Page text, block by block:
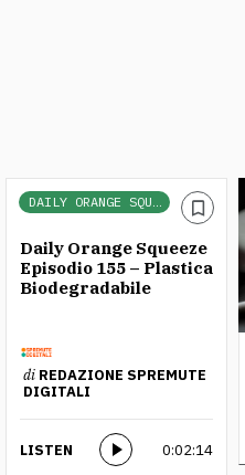
DAILY ORANGE SQUEEZE
Daily Orange Squeeze
Episodio 155 – Plastica
Biodegradabile
di REDAZIONE SPREMUTE
DIGITALI
LISTEN 0:02:14